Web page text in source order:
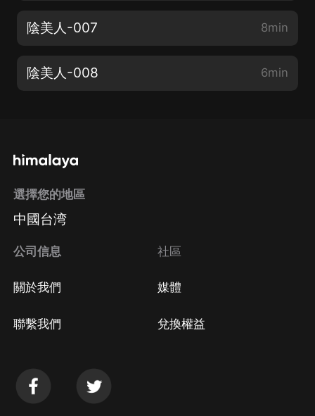
陰美人-007 8min
陰美人-008 6min
選擇您的地區
中國台湾
公司信息
關於我們
聯繫我們
社區
媒體
兌換權益